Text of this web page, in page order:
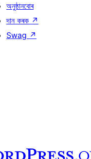
অনুষ্ঠানবোৰ
দান কৰক ↗
Swag ↗